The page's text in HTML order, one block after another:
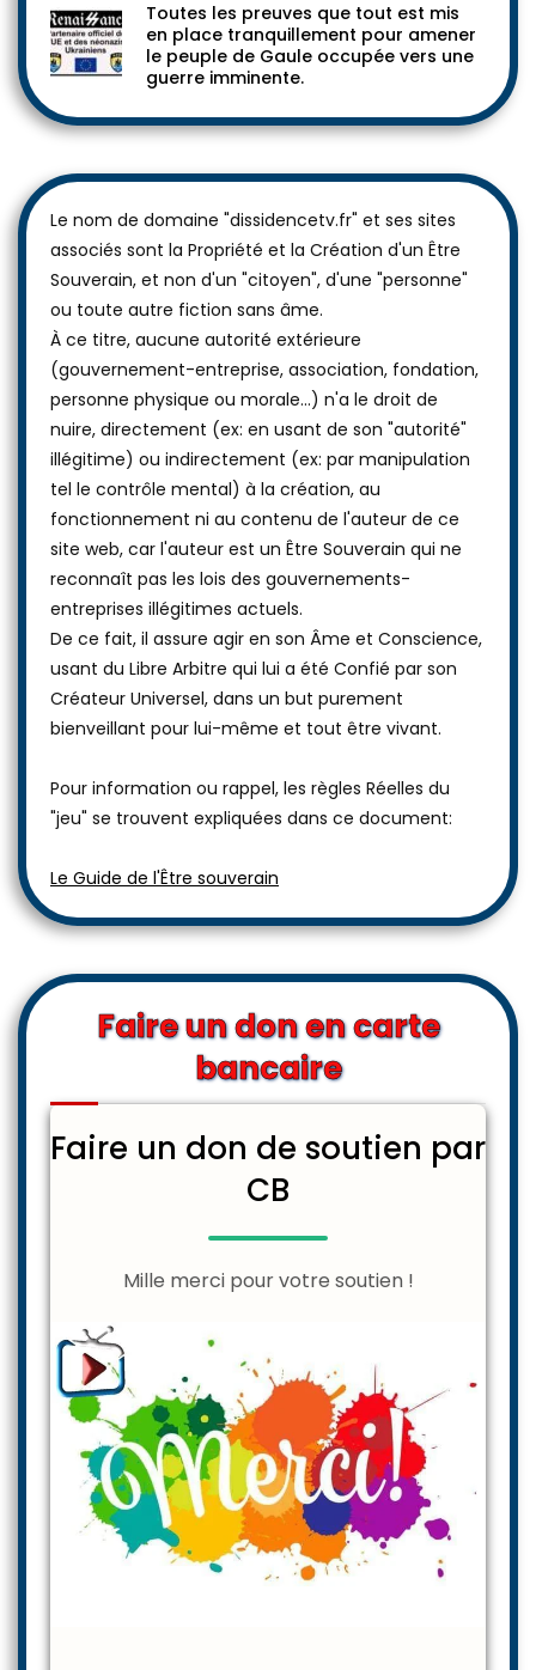
Toutes les preuves que tout est mis
en place tranquillement pour amener
le peuple de Gaule occupée vers une
guerre imminente.
Le nom de domaine "dissidencetv.fr" et ses sites
associés sont la Propriété et la Création d'un Être
Souverain, et non d'un "citoyen", d'une "personne"
ou toute autre fiction sans âme.
À ce titre, aucune autorité extérieure
(gouvernement-entreprise, association, fondation,
personne physique ou morale...) n'a le droit de
nuire, directement (ex: en usant de son "autorité"
illégitime) ou indirectement (ex: par manipulation
tel le contrôle mental) à la création, au
fonctionnement ni au contenu de l'auteur de ce
site web, car l'auteur est un Être Souverain qui ne
reconnaît pas les lois des gouvernements-
entreprises illégitimes actuels.
De ce fait, il assure agir en son Âme et Conscience,
usant du Libre Arbitre qui lui a été Confié par son
Créateur Universel, dans un but purement
bienveillant pour lui-même et tout être vivant.
Pour information ou rappel, les règles Réelles du
"jeu" se trouvent expliquées dans ce document:
Le Guide de l'Être souverain
Faire un don en carte
bancaire
Faire un don de soutien par
CB
Mille merci pour votre soutien !